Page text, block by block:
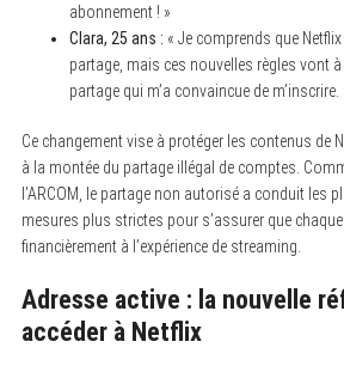
abonnement ! »
Clara, 25 ans : « Je comprends que
partage, mais ces nouvelles règles vont à
partage qui m’a convaincue de m’inscrire.
Ce changement vise à protéger les contenus de
à la montée du partage illégal de comptes.
l’ARCOM, le partage non autorisé a conduit les
mesures plus strictes pour s’assurer que
financièrement à l’expérience de streaming.
Adresse active : la nouvelle
accéder à Netflix